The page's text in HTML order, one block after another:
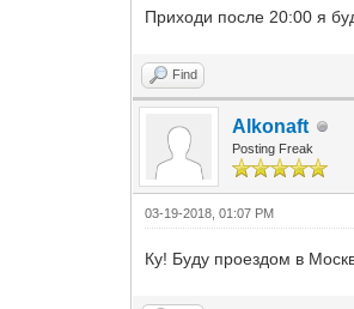
Приходи после 20:00 я
Find
Alkonaft
Posting Freak
03-19-2018, 01:07 PM
Ку! Буду проездом в